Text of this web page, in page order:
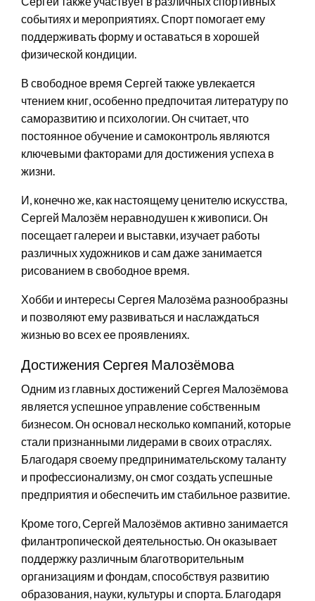
событиях и мероприятиях. Спорт помогает ему
поддерживать форму и оставаться в хорошей
физической кондиции.
В свободное время Сергей также увлекается
чтением книг, особенно предпочитая литературу по
саморазвитию и психологии. Он считает, что
постоянное обучение и самоконтроль являются
ключевыми факторами для достижения успеха в
жизни.
И, конечно же, как настоящему ценителю искусства,
Сергей Малозём неравнодушен к живописи. Он
посещает галереи и выставки, изучает работы
различных художников и сам даже занимается
рисованием в свободное время.
Хобби и интересы Сергея Малозёма разнообразны
и позволяют ему развиваться и наслаждаться
жизнью во всех ее проявлениях.
Достижения Сергея Малозёмова
Одним из главных достижений Сергея Малозёмова
является успешное управление собственным
бизнесом. Он основал несколько компаний, которые
стали признанными лидерами в своих отраслях.
Благодаря своему предпринимательскому таланту
и профессионализму, он смог создать успешные
предприятия и обеспечить им стабильное развитие.
Кроме того, Сергей Малозёмов активно занимается
филантропической деятельностью. Он оказывает
поддержку различным благотворительным
организациям и фондам, способствуя развитию
образования, науки, культуры и спорта. Благодаря